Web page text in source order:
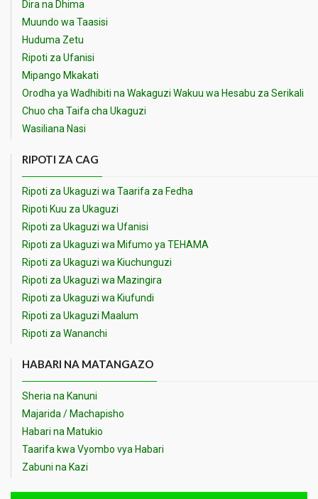
Dira na Dhima
Muundo wa Taasisi
Huduma Zetu
Ripoti za Ufanisi
Mipango Mkakati
Orodha ya Wadhibiti na Wakaguzi Wakuu wa Hesabu za Serikali
Chuo cha Taifa cha Ukaguzi
Wasiliana Nasi
RIPOTI ZA CAG
Ripoti za Ukaguzi wa Taarifa za Fedha
Ripoti Kuu za Ukaguzi
Ripoti za Ukaguzi wa Ufanisi
Ripoti za Ukaguzi wa Mifumo ya TEHAMA
Ripoti za Ukaguzi wa Kiuchunguzi
Ripoti za Ukaguzi wa Mazingira
Ripoti za Ukaguzi wa Kiufundi
Ripoti za Ukaguzi Maalum
Ripoti za Wananchi
HABARI NA MATANGAZO
Sheria na Kanuni
Majarida / Machapisho
Habari na Matukio
Taarifa kwa Vyombo vya Habari
Zabuni na Kazi